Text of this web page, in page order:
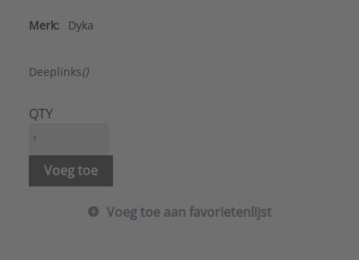
Merk: Dyka
Deeplinks()
QTY
Voeg toe
Voeg toe aan favorietenlijst